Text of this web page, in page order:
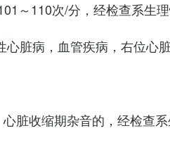
～110次/分，经检查系生
脏病，血管疾病，右位心脏
心脏收缩期杂音的，经检查